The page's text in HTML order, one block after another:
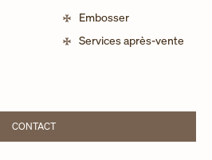
Embosser
Services après-vente
CONTACTLINK OPENS IN NEW TAB